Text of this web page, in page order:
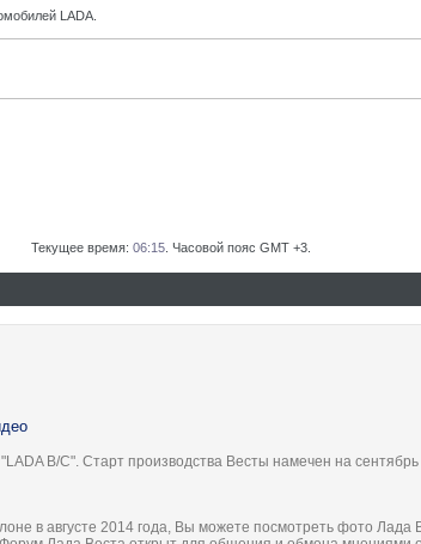
LADA.
Текущее время: 06:15 . Часовой пояс GMT +3.
B/C". Старт производства Весты намечен на сентябрь
в августе 2014 года, Вы можете посмотреть фото Лада